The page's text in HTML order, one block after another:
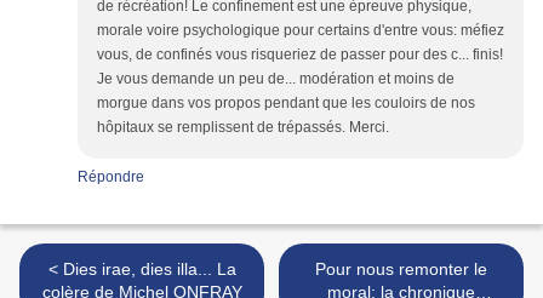
de récréation! Le confinement est une épreuve physique,
morale voire psychologique pour certains d'entre vous: méfiez
vous, de confinés vous risqueriez de passer pour des c... finis!
Je vous demande un peu de... modération et moins de
morgue dans vos propos pendant que les couloirs de nos
hôpitaux se remplissent de trépassés. Merci.
Répondre
< Dies irae, dies illa... La
colère de Michel ONFRAY
Pour nous remonter le
moral: la chronique